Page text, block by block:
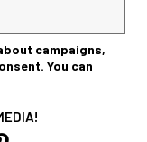
campaigns,
You can